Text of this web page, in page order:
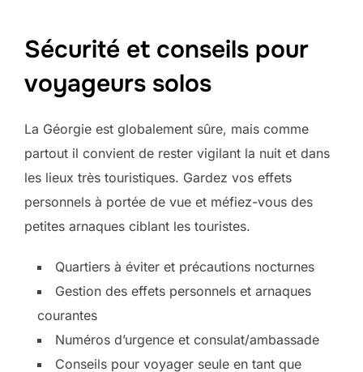
Sécurité et conseils pour
voyageurs solos
La Géorgie est globalement sûre, mais comme
partout il convient de rester vigilant la nuit et dans
les lieux très touristiques. Gardez vos effets
personnels à portée de vue et méfiez-vous des
petites arnaques ciblant les touristes.
Quartiers à éviter et précautions nocturnes
Gestion des effets personnels et arnaques
courantes
Numéros d’urgence et consulat/ambassade
Conseils pour voyager seule en tant que